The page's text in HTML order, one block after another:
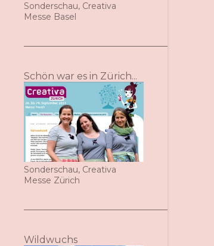
Sonderschau, Creativa
Messe Basel
Schön war es in Zürich...
Sonderschau, Creativa
Messe Zürich
Wildwuchs